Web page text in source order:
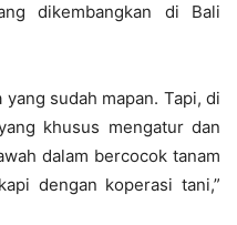
dikembangkan di Bali
yang sudah mapan. Tapi, di
khusus mengatur dan
dalam bercocok tanam
dengan koperasi tani,”